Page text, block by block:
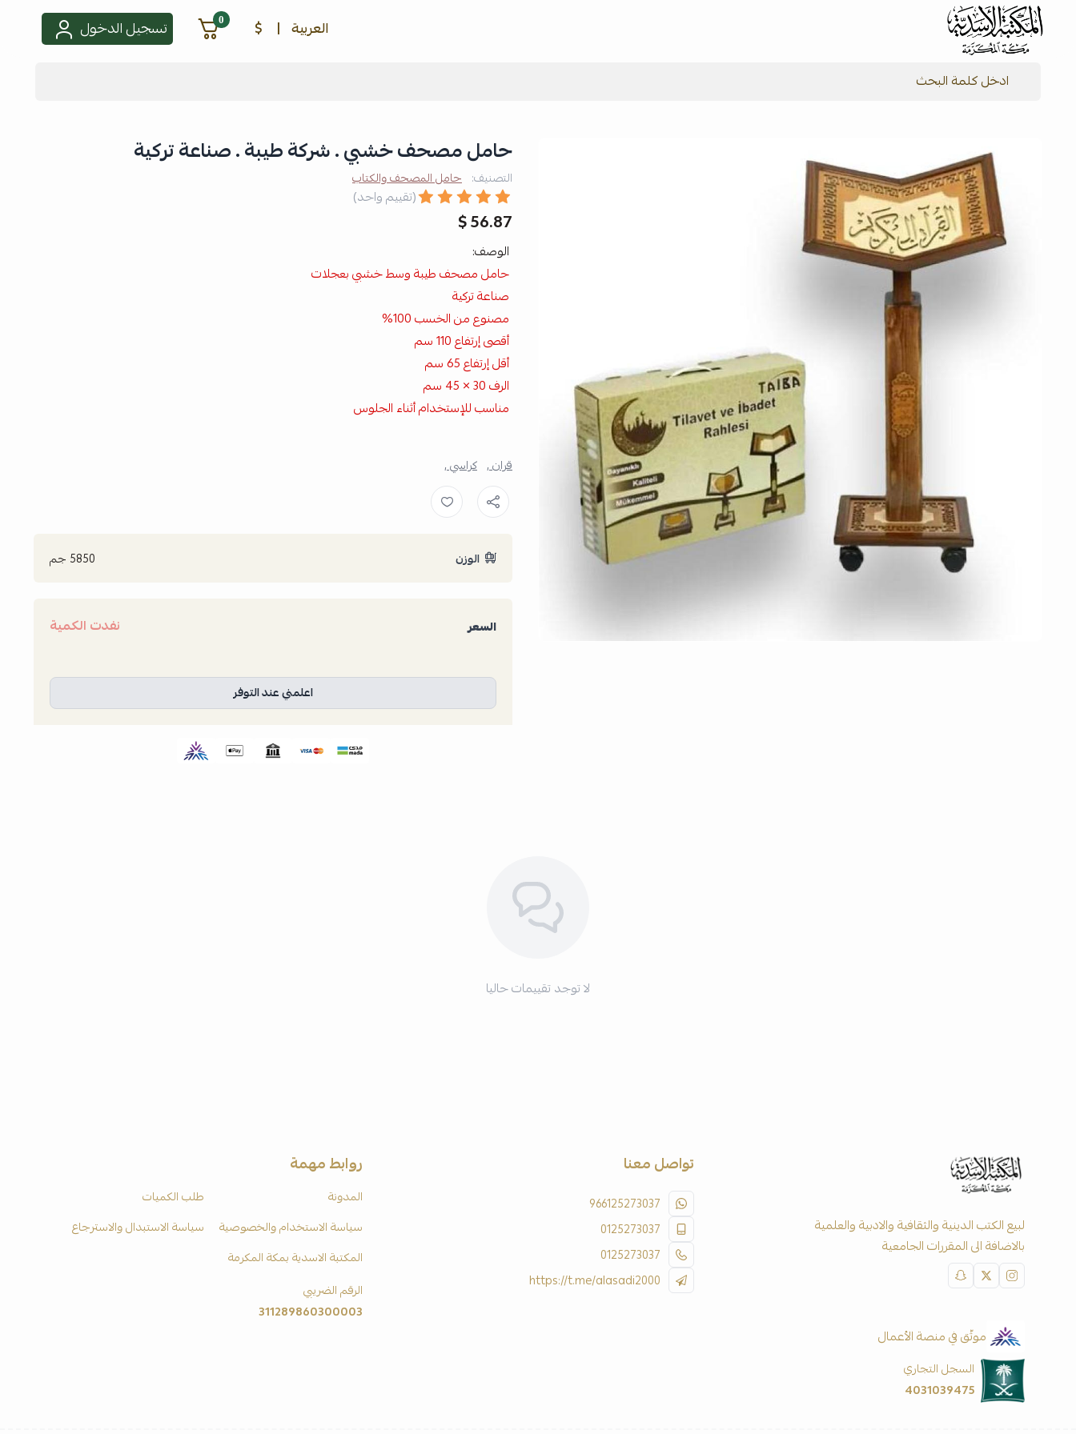
شركة المكتبة الأسدية للنشر والتوزيع العربية |
$
0 تسجيل الدخول
حامل مصحف خشبي . شركة طيبة . صناعة تركية
التصنيف: حامل المصحف والكتاب
(تقييم واحد)
56.87 $
الوصف:
حامل مصحف طيبة وسط خشبي بعجلات
صناعة تركية
مصنوع من الخسب 100%
أقصى إرتفاع 110 سم
أقل إرتفاع 65 سم
الرف 30 × 45 سم
مناسب للإستخدام أثناء الجلوس
قران , كراسي ,
الوزن 5850 جم
السعر نفدت الكمية
اعلمني عند التوفر
لا توجد تقييمات حاليا
لبيع الكتب الدينية والثقافية والادبية والعلمية
بالاضافة الى المقررات الجامعية
موثّق في منصة الأعمال
السجل التجاري
4031039475
تواصل معنا
966125273037
0125273037
0125273037
https://t.me/alasadi2000
روابط مهمة
المدونة
طلب الكميات
سياسة الاستخدام والخصوصية
سياسة الاستبدال والاسترجاع
المكتبة الاسدية بمكة المكرمة
الرقم الضريبي
311289860300003